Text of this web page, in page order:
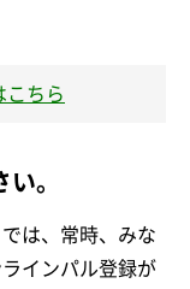
こちら
。
は、常時、みな
インパル登録が